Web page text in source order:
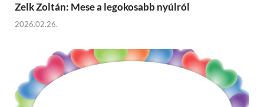
Zelk Zoltán: Mese a legokosabb nyúlról
2026.02.26.